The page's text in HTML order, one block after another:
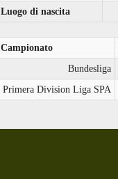
Luogo di nascita
Campionato
Bundesliga
Primera Division Liga SPA